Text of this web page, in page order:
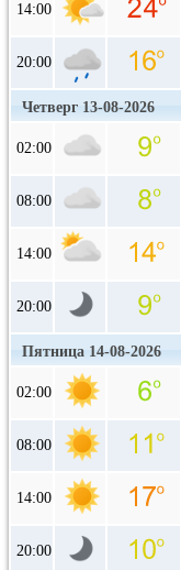
14:00
20:00
Четверг 13-08-2026
02:00
08:00
14:00
20:00
Пятница 14-08-2026
02:00
08:00
14:00
20:00